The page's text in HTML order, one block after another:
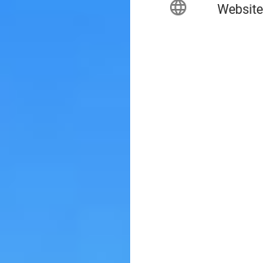
language Website